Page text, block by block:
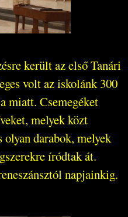
került az első Tanári
volt az iskolánk 300
miatt. Csemegéket
melyek közt
darabok, melyek
íródtak át.
napjainkig.